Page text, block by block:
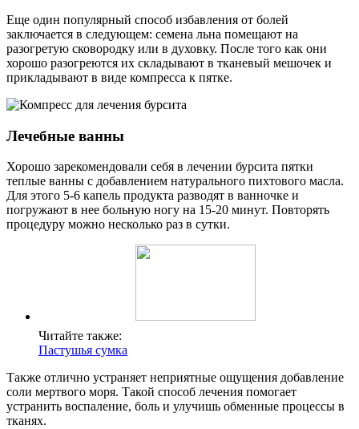
Еще один популярный способ избавления от болей
заключается в следующем: семена льна помещают на
разогретую сковородку или в духовку. После того как они
хорошо разогреются их складывают в тканевый мешочек и
прикладывают в виде компресса к пятке.
Лечебные ванны
Хорошо зарекомендовали себя в лечении бурсита пятки
теплые ванны с добавлением натурального пихтового масла.
Для этого 5-6 капель продукта разводят в ванночке и
погружают в нее больную ногу на 15-20 минут. Повторять
процедуру можно несколько раз в сутки.
Читайте также:
Пастушья сумка
Также отлично устраняет неприятные ощущения добавление
соли мертвого моря. Такой способ лечения помогает
устранить воспаление, боль и улучишь обменные процессы в
тканях.